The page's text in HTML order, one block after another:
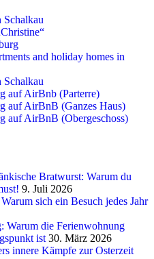
and holiday homes in
auf AirBnb (Parterre)
auf AirBnB (Ganzes Haus)
auf AirBnB (Obergeschoss)
Bratwurst: Warum du
9. Juli 2026
sich ein Besuch jedes Jahr
Warum die Ferienwohnung
ist 30. März 2026
innere Kämpfe zur Osterzeit